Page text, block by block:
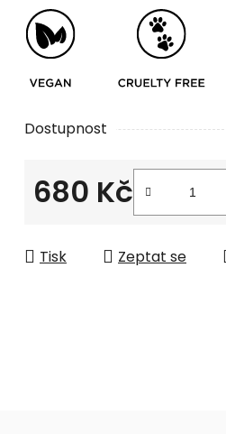
Dostupnost
680 Kč
Tisk
Zeptat se